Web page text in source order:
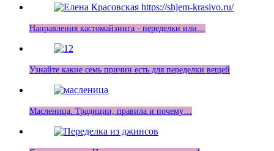
Направления кастомайзинга - переделки или…
Узнайте какие семь причин есть для переделки вещей
Масленица. Традиции, правила и почему…